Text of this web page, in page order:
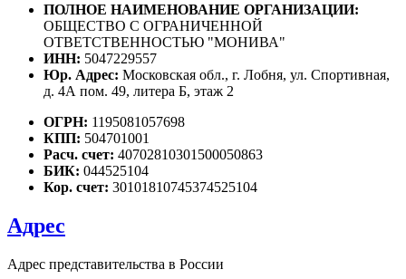
ПОЛНОЕ НАИМЕНОВАНИЕ ОРГАНИЗАЦИИ:
ОБЩЕСТВО С ОГРАНИЧЕННОЙ
ОТВЕТСТВЕННОСТЬЮ "МОНИВА"
ИНН: 5047229557
Юр. Адрес: Московская обл., г. Лобня, ул. Спортивная,
д. 4А пом. 49, литера Б, этаж 2
ОГРН: 1195081057698
КПП: 504701001
Расч. счет: 40702810301500050863
БИК: 044525104
Кор. счет: 30101810745374525104
Адрес
Адрес представительства в России